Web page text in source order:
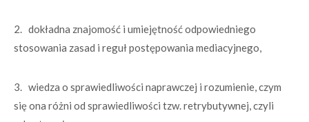
2. dokładna znajomość i umiejętność odpowiedniego
stosowania zasad i reguł postępowania mediacyjnego,
3. wiedza o sprawiedliwości naprawczej i rozumienie, czym
się ona różni od sprawiedliwości tzw. retrybutywnej, czyli